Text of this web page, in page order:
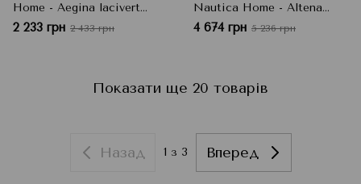
Home - Aegina lacivert
200х220 см, Синій, Євро
2 233 грн 2 433 грн
Nautica Home - Altena
Ekru, Кремовий, 195x215 см,
4 674 грн 5 236 грн
Показати ще 20 товарів
Назад 1 з 3 Вперед